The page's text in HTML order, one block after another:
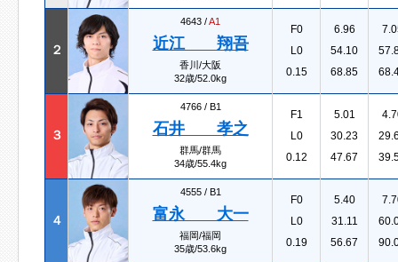
２
4643 /A1
近江 翔吾
香川/大阪
32歳/52.0kg
F0
L0
0.15
6.96
54.10
68.85
３
4766 / B1
石井 孝之
群馬/群馬
34歳/55.4kg
F1
L0
0.12
5.01
30.23
47.67
４
4555 / B1
富永 大一
福岡/福岡
35歳/53.6kg
F0
L0
0.19
5.40
31.11
56.67